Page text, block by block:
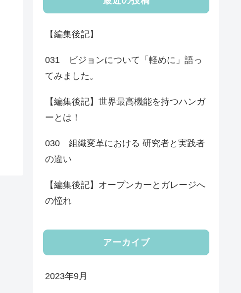
【編集後記】
031 ビジョンについて「軽めに」語っ
てみました。
【編集後記】世界最高機能を持つハンガ
ーとは！
030 組織変革における 研究者と実践者
の違い
【編集後記】オープンカーとガレージへ
の憧れ
アーカイブ
2023年9月